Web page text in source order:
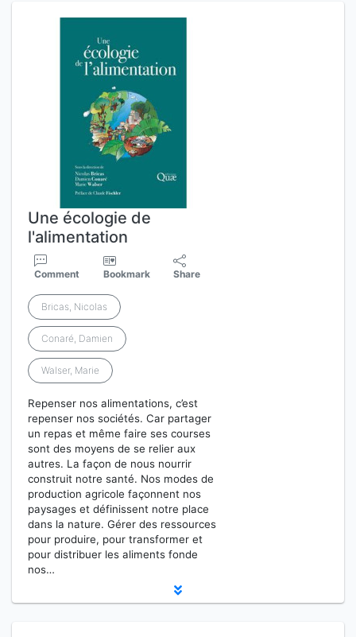
Une écologie de
l'alimentation
Comment Bookmark Share
Bricas, Nicolas
Conaré, Damien
Walser, Marie
Repenser nos alimentations, c’est
repenser nos sociétés. Car partager
un repas et même faire ses courses
sont des moyens de se relier aux
autres. La façon de nous nourrir
construit notre santé. Nos modes de
production agricole façonnent nos
paysages et définissent notre place
dans la nature. Gérer des ressources
pour produire, pour transformer et
pour distribuer les aliments fonde
nos…